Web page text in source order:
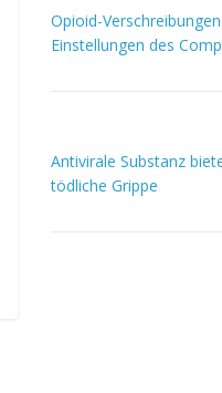
Opioid-
Einstellungen des
Antivirale Substanz
tödliche Grippe